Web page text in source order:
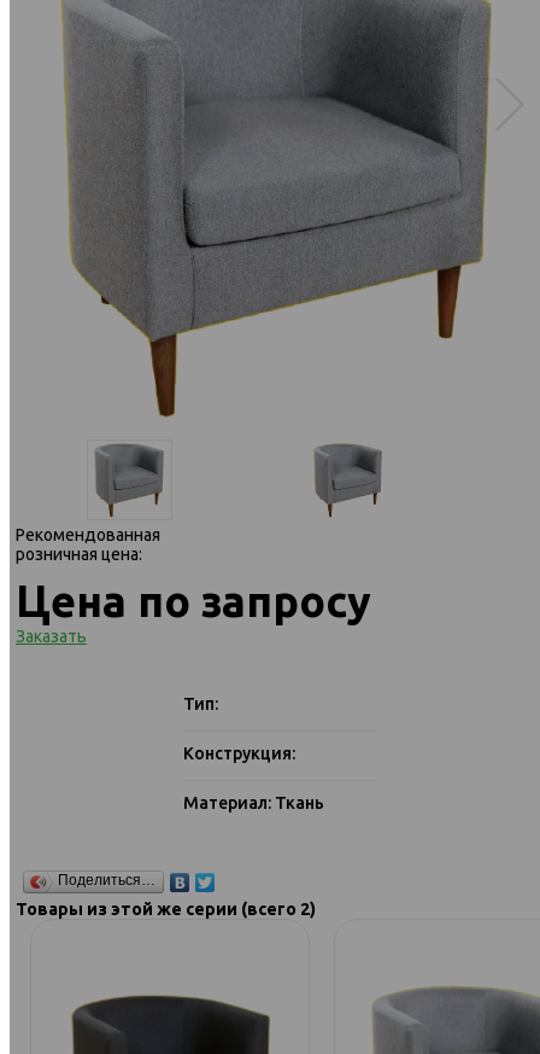
Рекомендованная
розничная цена:
Цена по запросу
Заказать
Тип:
Конструкция:
Материал: Ткань
Поделиться…
Товары из этой же серии (всего 2)